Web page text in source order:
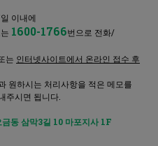
이내에
1600-1766번으로 전화/
는 인터넷사이트에서 온라인 접수 후
원하시는 처리사항을 적은 메모를
주시면 됩니다.
동 삼막3길 10 마포지사 1F